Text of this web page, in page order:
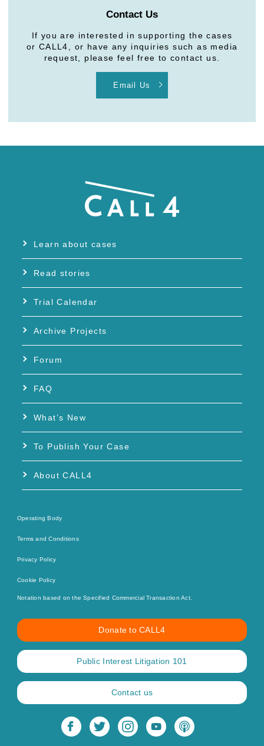
Contact Us
If you are interested in supporting the cases
or CALL4, or have any inquiries such as media
request, please feel free to contact us.
Email Us
Learn about cases
Read stories
Trial Calendar
Archive Projects
Forum
FAQ
What’s New
To Publish Your Case
About CALL4
Operating Body
Terms and Conditions
Privacy Policy
Cookie Policy
Notation based on the Specified Commercial Transaction Act.
Donate to CALL4
Public Interest Litigation 101
Contact us